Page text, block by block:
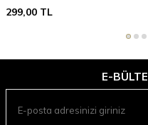
299,00 TL
E-